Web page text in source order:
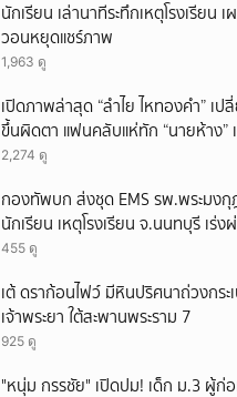
นักเรียน เล่านาทีระทึกเหตุโรงเรียน
วอนหยุดแชร์ภาพ
1,963 ดู
เปิดภาพล่าสุด “ลำไย ไหทองคำ” เป
ขึ้นผิดตา แฟนคลับแห่ทัก “นายห้าง”
ชัด!
2,274 ดู
กองทัพบก ส่งชุด EMS รพ.พระมงกุ
นักเรียน เหตุโรงเรียน จ.นนทบุรี เร่ง
455 ดู
เต้ ดราก้อนไฟว์ มีหินปริศนาถ่วงกระ
เจ้าพระยา ใต้สะพานพระราม 7
925 ดู
"หนุ่ม กรรชัย" เปิดปม! เด็ก ม.3 ผู้ก่